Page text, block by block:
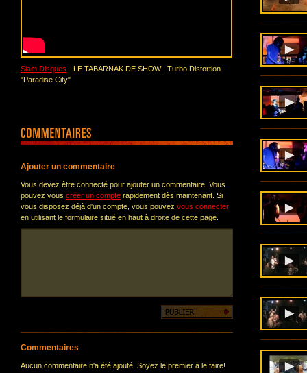
Slam Disques - LE TABARNAK DE SHOW : Turbo Distortion -
"Paradise City"
Ajouter un commentaire
Vous devez être connecté pour ajouter un commentaire. Vous
pouvez vous créer un compte rapidement dès maintenant. Si
vous disposez déjà d'un compte, vous pouvez vous connecter
en utilisant le formulaire situé en haut à droite de cette page.
Commentaires
Aucun commentaire n'a été ajouté. Soyez le premier à le faire!